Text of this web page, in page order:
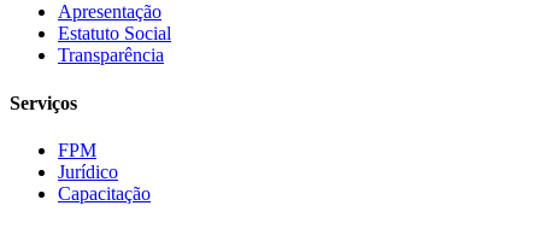
Apresentação
Estatuto Social
Transparência
Serviços
FPM
Jurídico
Capacitação